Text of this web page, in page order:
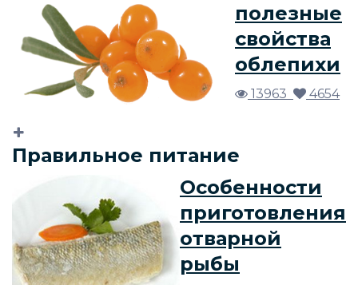
полезные
свойства
облепихи
13963 4654
Правильное питание
Особенности
приготовления
отварной
рыбы